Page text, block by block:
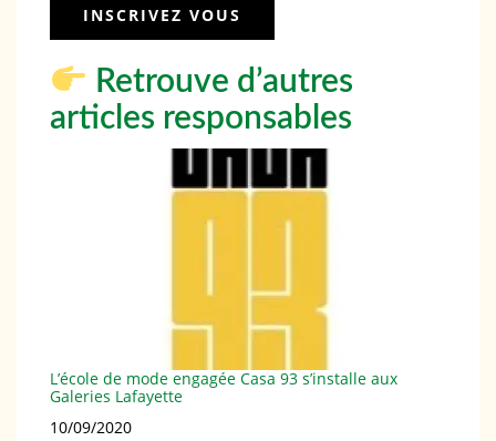
Retrouve d’autres
articles responsables
L’école de mode engagée Casa 93 s’installe aux
Galeries Lafayette
Date
10/09/2020